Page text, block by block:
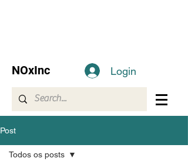
NOxInc Login
Post
Todos os posts